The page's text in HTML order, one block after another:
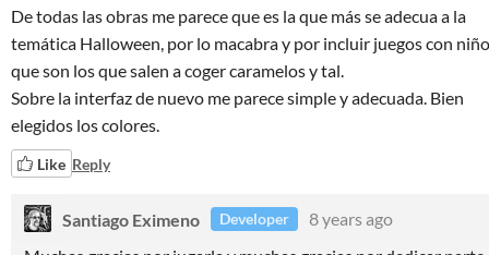
De todas las obras me parece que es la que más se adecua a la
temática Halloween, por lo macabra y por incluir juegos con
que son los que salen a coger caramelos y tal.
Sobre la interfaz de nuevo me parece simple y adecuada. Bien
elegidos los colores.
Like Reply
Santiago Eximeno Developer
8 years ago